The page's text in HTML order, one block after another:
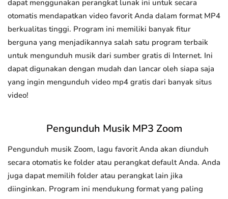
dapat menggunakan perangkat lunak ini untuk secara
otomatis mendapatkan video favorit Anda dalam format MP4
berkualitas tinggi. Program ini memiliki banyak fitur
berguna yang menjadikannya salah satu program terbaik
untuk mengunduh musik dari sumber gratis di Internet. Ini
dapat digunakan dengan mudah dan lancar oleh siapa saja
yang ingin mengunduh video mp4 gratis dari banyak situs
video!
Pengunduh Musik MP3 Zoom
Pengunduh musik Zoom, lagu favorit Anda akan diunduh
secara otomatis ke folder atau perangkat default Anda. Anda
juga dapat memilih folder atau perangkat lain jika
diinginkan. Program ini mendukung format yang paling